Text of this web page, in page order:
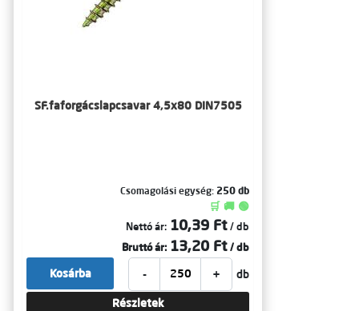
SF.faforgácslapcsavar 4,5x80 DIN7505
Csomagolási egység: 250 db
🛒 🚚 🟢
Nettó ár: 10,39 Ft / db
Bruttó ár: 13,20 Ft / db
- + db
Kosárba
Részletek